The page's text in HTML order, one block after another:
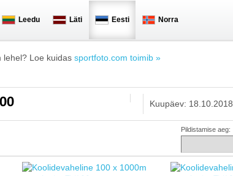
Leedu Läti Eesti Norra
lehel? Loe kuidas sportfoto.com toimib »
Kuupäev: 18.10.2018
Pildistamise aeg: